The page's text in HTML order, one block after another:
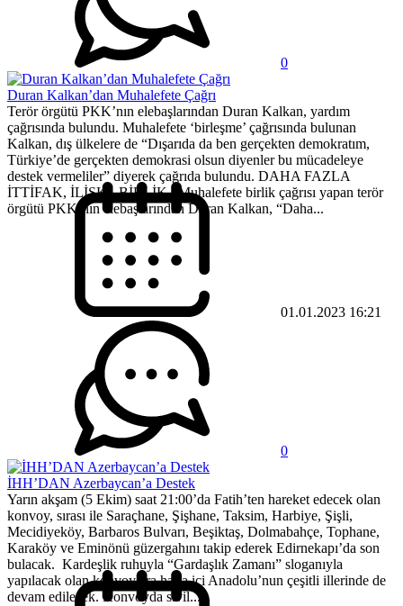
0
Duran Kalkan’dan Muhalefete Çağrı
Terör örgütü PKK’nın elebaşlarından Duran Kalkan, yardım
çağrısında bulundu. Muhalefete ‘birleşme’ çağrısında bulunan
Kalkan, dış ülkelere de “Dışarıda da ben gerçekten demokratım,
Türkiye’de gerçekten demokrasi olsun diyenler bu mücadeleye
destek vermeliler” diyerek çağrıda bulundu. DAHA FAZLA
İTTİFAK, İLİŞKİ, BİRLİK.. Muhalefete birlik çağrısı yapan terör
örgütü PKK’nın elebaşlarından Duran Kalkan, “Daha...
01.01.2023 16:21
0
İHH’DAN Azerbaycan’a Destek
Yarın akşam (5 Ekim) saat 21:00’da Fatih’ten hareket edecek olan
konvoy, sırası ile Saraçhane, Şişhane, Taksim, Harbiye, Şişli,
Mecidiyeköy, Barbaros Bulvarı, Beşiktaş, Dolmabahçe, Tophane,
Karaköy ve Eminönü güzergahını takip ederek Edirnekapı’da son
bulacak. Kardeşlik ruhuyla “Gardaşlık Zamanı” sloganıyla
yapılacak olan konvoylara hafta içi Anadolu’nun çeşitli illerinde de
devam edilecek. Konvoyda sivil...